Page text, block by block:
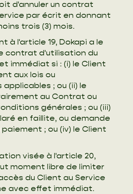
d'annuler un contrat
par écrit en donnant
trois (3) mois.
à l'article 19, Dokapi a le
contrat d'utilisation du
immédiat si : (i) le Client
aux lois ou
; ou (ii) le
au Contrat ou
générales ; ou (iii)
en faillite, ou demande
; ou (iv) le Client
visée à l'article 20,
moment libre de limiter
du Client au Service
avec effet immédiat.